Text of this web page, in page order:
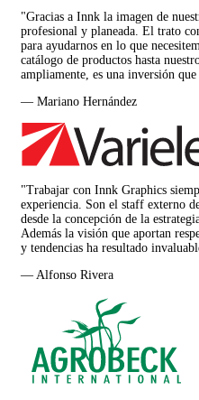
"Gracias a Innk la imagen de
profesional y planeada. El trato
para ayudarnos en lo que
catálogo de productos hasta
ampliamente, es una inversión
— Mariano Hernández
"Trabajar con Innk Graphics
experiencia. Son el staff externo
desde la concepción de la
Además la visión que aportan
y tendencias ha resultado
— Alfonso Rivera